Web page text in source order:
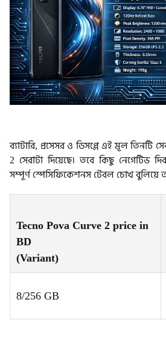
ব্যাটারি, প্রসেসর ও ডিসপ্লে এই মূল তিনটি
2 সেরাটা দিয়েছে। তবে কিছু নেগেটিভ
সম্পূর্ণ স্পেসিফিকেশনস টেবল চোখ বুলিয়ে
Tecno Pova Curve 2 price in
BD
(Variant)
8/256 GB